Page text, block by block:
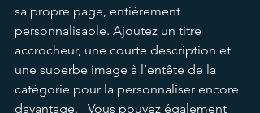
sa propre page, entièrement
personnalisable. Ajoutez un titre
accrocheur, une courte description et
une superbe image à l’entête de la
catégorie pour la personnaliser encore
davantage.   Vous pouvez également